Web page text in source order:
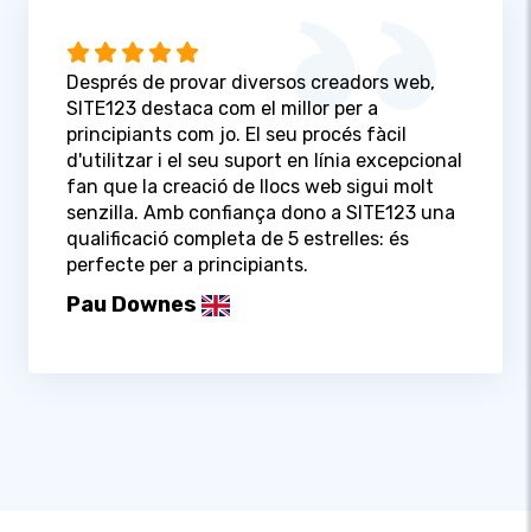
Després de provar diversos creadors web,
SITE123 destaca com el millor per a
principiants com jo. El seu procés fàcil
d'utilitzar i el seu suport en línia excepcional
fan que la creació de llocs web sigui molt
senzilla. Amb confiança dono a SITE123 una
qualificació completa de 5 estrelles: és
perfecte per a principiants.
Pau Downes